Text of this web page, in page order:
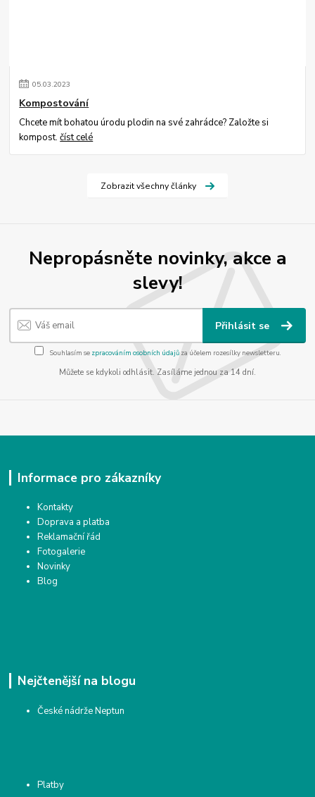
05.03.2023
Kompostování
Chcete mít bohatou úrodu plodin na své zahrádce? Založte si
kompost.číst celé
Zobrazit všechny články
Nepropásněte novinky, akce a
slevy!
Přihlásit se
Souhlasím se zpracováním osobních údajůza účelem rozesílky newsletteru.
Můžete se kdykoli odhlásit. Zasíláme jednou za 14 dní.
Informace pro zákazníky
Kontakty
Doprava a platba
Reklamační řád
Fotogalerie
Novinky
Blog
Nejčtenější na blogu
České nádrže Neptun
Platby